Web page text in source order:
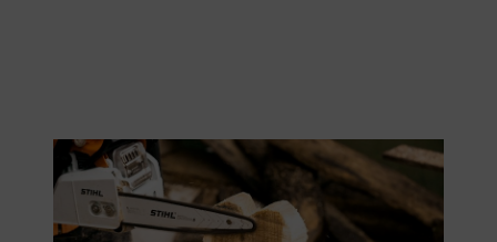
Za pomocą pilarki spalinowej można również wygładzić krawędzie